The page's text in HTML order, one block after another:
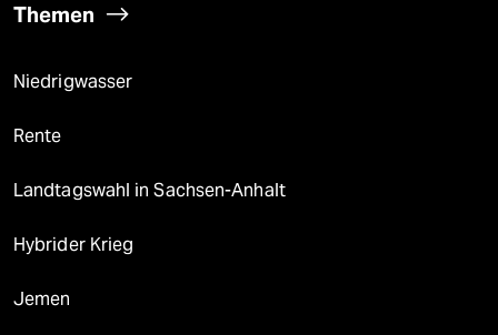
Themen
Niedrigwasser
Rente
Landtagswahl in Sachsen-Anhalt
Hybrider Krieg
Jemen